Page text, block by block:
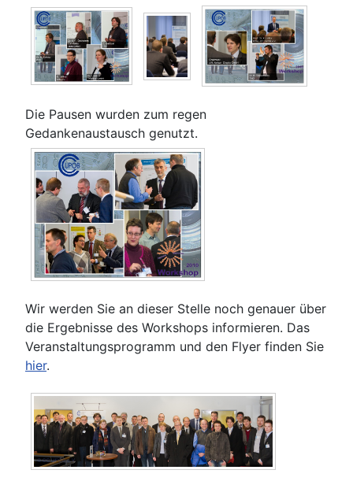
Die Pausen wurden zum regen
Gedankenaustausch genutzt.
Wir werden Sie an dieser Stelle noch genauer über
die Ergebnisse des Workshops informieren. Das
Veranstaltungsprogramm und den Flyer finden Sie
hier.